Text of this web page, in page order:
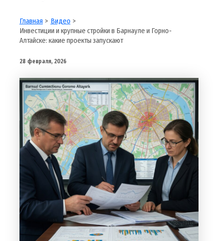
Главная
Видео
Инвестиции и крупные стройки в Барнауле и Горно-
Алтайске: какие проекты запускают
28 февраля, 2026